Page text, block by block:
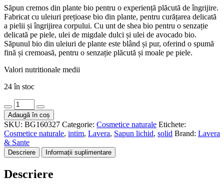
Săpun cremos din plante bio pentru o experiență plăcută de îngrijire.
Fabricat cu uleiuri prețioase bio din plante, pentru curățarea delicată
a pielii și îngrijirea corpului. Cu unt de shea bio pentru o senzație
delicată pe piele, ulei de migdale dulci și ulei de avocado bio.
Săpunul bio din uleiuri de plante este blând și pur, oferind o spumă
fină și cremoasă, pentru o senzație plăcută și moale pe piele.
Valori nutritionale medii
24 în stoc
Cantitate
Sapun
bio
cu
migdale
si
avocado,
Sodasan
Adaugă în coș
SKU: BG160327 Categorie: Cosmetice naturale Etichete:
Cosmetice naturale, intim, Lavera, Sapun lichid, solid Brand: Lavera
& Sante
Descriere Informații suplimentare
Descriere